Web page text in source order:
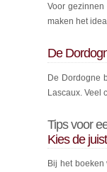
Voor
maken het
De
De Dordogne
Lascaux. Veel
Tips voor
Kies de
Bij het